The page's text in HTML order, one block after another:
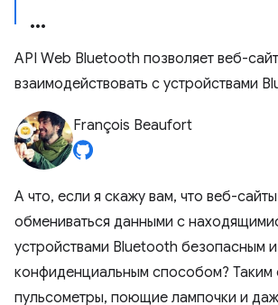
API Web Bluetooth позволяет веб-
взаимодействовать с устройствами
François Beaufort
А что, если я скажу вам, что веб-
обмениваться данными с
устройствами Bluetooth безопасным и
конфиденциальным способом? Таким
пульсометры, поющие лампочки и